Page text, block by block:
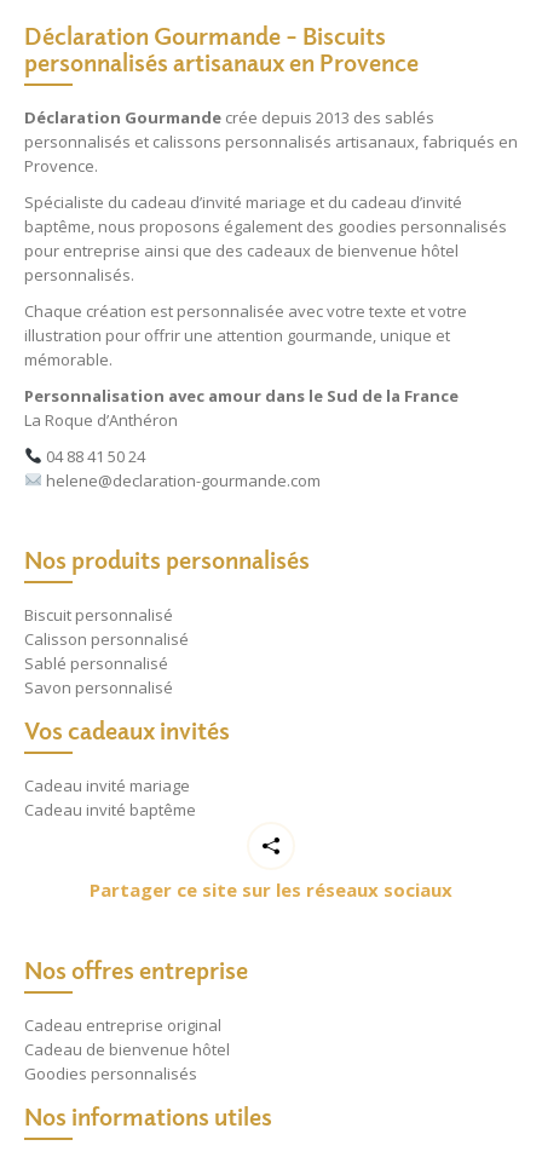
Déclaration Gourmande – Biscuits
personnalisés artisanaux en Provence
Déclaration Gourmande crée depuis 2013 des sablés
personnalisés et calissons personnalisés artisanaux, fabriqués en
Provence.
Spécialiste du cadeau d’invité mariage et du cadeau d’invité
baptême, nous proposons également des goodies personnalisés
pour entreprise ainsi que des cadeaux de bienvenue hôtel
personnalisés.
Chaque création est personnalisée avec votre texte et votre
illustration pour offrir une attention gourmande, unique et
mémorable.
Personnalisation avec amour dans le Sud de la France
La Roque d’Anthéron
04 88 41 50 24
helene@declaration-gourmande.com
Nos produits personnalisés
Biscuit personnalisé
Calisson personnalisé
Sablé personnalisé
Savon personnalisé
Vos cadeaux invités
Cadeau invité mariage
Cadeau invité baptême
Partager ce site sur les réseaux sociaux
Nos offres entreprise
Cadeau entreprise original
Cadeau de bienvenue hôtel
Goodies personnalisés
Nos informations utiles